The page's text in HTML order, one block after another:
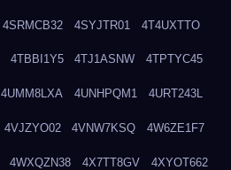
4SRMCB32 4SYJTR01 4T4UXTTO
4TBBI1Y5 4TJ1ASNW 4TPTYC45
4UMM8LXA 4UNHPQM1 4URT243L
4VJZYO02 4VNW7KSQ 4W6ZE1F7
4WXQZN38 4X7TT8GV 4XYOT662